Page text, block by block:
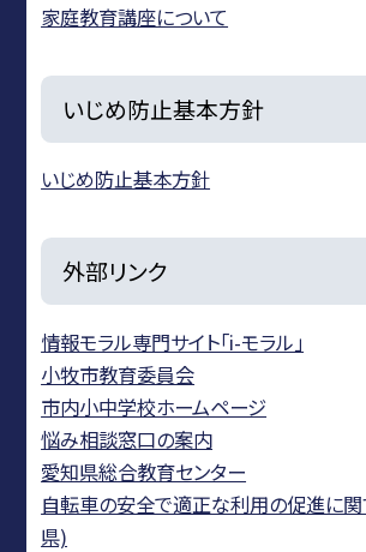
家庭教育講座について
いじめ防止基本方針
いじめ防止基本方針
外部リンク
情報モラル専門サイト「i-モラル」
小牧市教育委員会
市内小中学校ホームページ
悩み相談窓口の案内
愛知県総合教育センター
自転車の安全で適正な利用の促進に
県)